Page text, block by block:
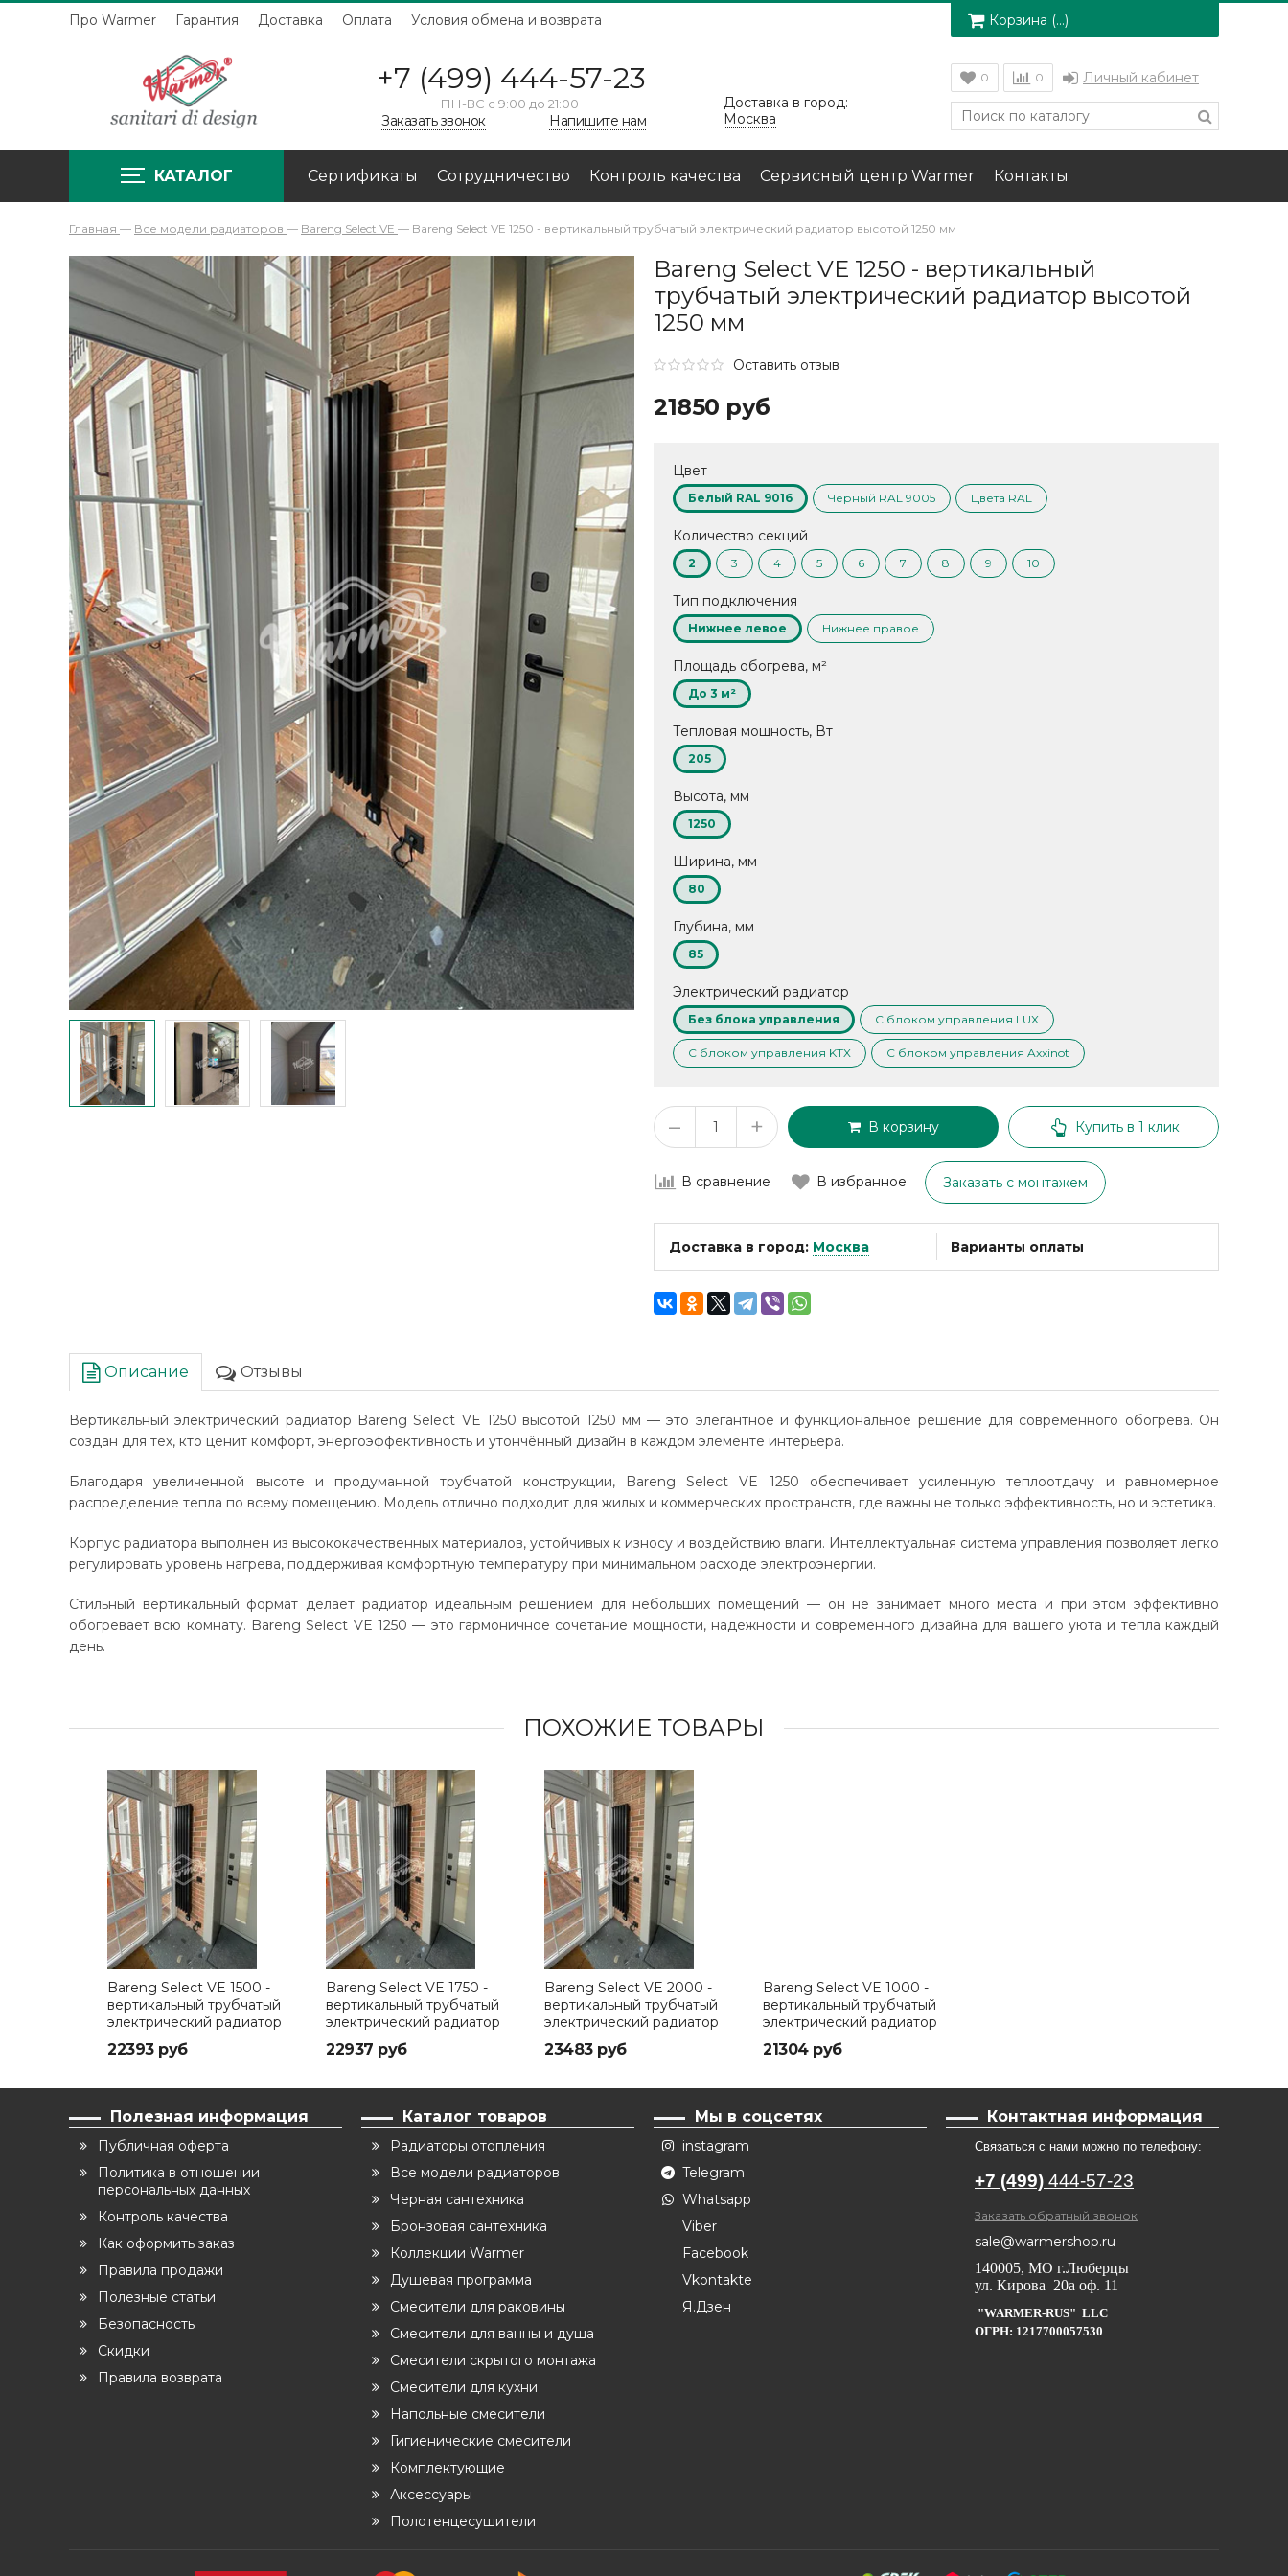
Про Warmer Гарантия Доставка Оплата Условия обмена и возврата Корзина (…)
+7 (499) 444-57-23
ПН-ВС с 9:00 до 21:00
Заказать звонок Напишите нам
Доставка в город:
Москва
0 0 Личный кабинет
КАТАЛОГ Сертификаты Сотрудничество Контроль качества Сервисный центр Warmer Контакты
Главная — Все модели радиаторов — Bareng Select VE — Bareng Select VE 1250 - вертикальный трубчатый электрический радиатор высотой 1250 мм
Bareng Select VE 1250 - вертикальный
трубчатый электрический радиатор высотой
1250 мм
Оставить отзыв
21850 руб
Цвет
Белый RAL 9016 Черный RAL 9005 Цвета RAL
Количество секций
2 3 4 5 6 7 8 9 10
Тип подключения
Нижнее левое Нижнее правое
Площадь обогрева, м²
До 3 м²
Тепловая мощность, Вт
205
Высота, мм
1250
Ширина, мм
80
Глубина, мм
85
Электрический радиатор
Без блока управления С блоком управления LUX
С блоком управления KTX С блоком управления Axxinot
– + В корзину Купить в 1 клик
В сравнение В избранное Заказать с монтажем
Доставка в город: Москва Варианты оплаты
Описание Отзывы
Вертикальный электрический радиатор Bareng Select VE 1250 высотой 1250 мм — это элегантное и функциональное решение для современного обогрева. Он
создан для тех, кто ценит комфорт, энергоэффективность и утончённый дизайн в каждом элементе интерьера.
Благодаря увеличенной высоте и продуманной трубчатой конструкции, Bareng Select VE 1250 обеспечивает усиленную теплоотдачу и равномерное
распределение тепла по всему помещению. Модель отлично подходит для жилых и коммерческих пространств, где важны не только эффективность, но и эстетика.
Корпус радиатора выполнен из высококачественных материалов, устойчивых к износу и воздействию влаги. Интеллектуальная система управления позволяет легко
регулировать уровень нагрева, поддерживая комфортную температуру при минимальном расходе электроэнергии.
Стильный вертикальный формат делает радиатор идеальным решением для небольших помещений — он не занимает много места и при этом эффективно
обогревает всю комнату. Bareng Select VE 1250 — это гармоничное сочетание мощности, надежности и современного дизайна для вашего уюта и тепла каждый
день.
ПОХОЖИЕ ТОВАРЫ
Bareng Select VE 1500 -
вертикальный трубчатый
электрический радиатор
высотой 1500 мм
22393 руб
Bareng Select VE 1750 -
вертикальный трубчатый
электрический радиатор
высотой 1750 мм
22937 руб
Bareng Select VE 2000 -
вертикальный трубчатый
электрический радиатор
высотой 2000 мм
23483 руб
Bareng Select VE 1000 -
вертикальный трубчатый
электрический радиатор
высотой 1000 мм
21304 руб
Полезная информация
Публичная оферта
Политика в отношении
персональных данных
Контроль качества
Как оформить заказ
Правила продажи
Полезные статьи
Безопасность
Скидки
Правила возврата
Каталог товаров
Радиаторы отопления
Все модели радиаторов
Черная сантехника
Бронзовая сантехника
Коллекции Warmer
Душевая программа
Смесители для раковины
Смесители для ванны и душа
Смесители скрытого монтажа
Смесители для кухни
Напольные смесители
Гигиенические смесители
Комплектующие
Аксессуары
Полотенцесушители
Мы в соцсетях
instagram
Telegram
Whatsapp
Viber
Facebook
Vkontakte
Я.Дзен
Контактная информация
Связаться с нами можно по телефону:
+7 (499) 444-57-23
Заказать обратный звонок
sale@warmershop.ru
140005, МО г.Люберцы
ул. Кирова 20а оф. 11
"WARMER-RUS" LLC
ОГРН: 1217700057530